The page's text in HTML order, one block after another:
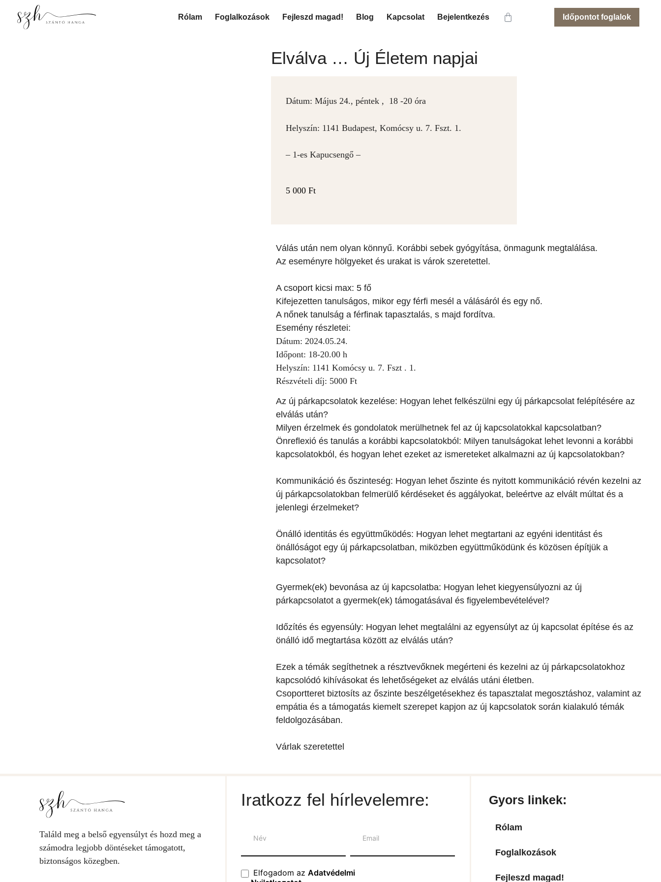
Rólam Foglalkozások Fejleszd magad! Blog Kapcsolat Bejelentkezés Időpontot foglalok
Elválva … Új Életem napjai
Dátum: Május 24., péntek , 18 -20 óra
Helyszín: 1141 Budapest, Komócsy u. 7. Fszt. 1.
– 1-es Kapucsengő –
5 000 Ft
Válás után nem olyan könnyű. Korábbi sebek gyógyítása, önmagunk megtalálása.
Az eseményre hölgyeket és urakat is várok szeretettel.
A csoport kicsi max: 5 fő
Kifejezetten tanulságos, mikor egy férfi mesél a válásáról és egy nő.
A nőnek tanulság a férfinak tapasztalás, s majd fordítva.
Esemény részletei:
Dátum: 2024.05.24.
Időpont: 18-20.00 h
Helyszín: 1141 Komócsy u. 7. Fszt . 1.
Részvételi díj: 5000 Ft
Az új párkapcsolatok kezelése: Hogyan lehet felkészülni egy új párkapcsolat felépítésére az
elválás után?
Milyen érzelmek és gondolatok merülhetnek fel az új kapcsolatokkal kapcsolatban?
Önreflexió és tanulás a korábbi kapcsolatokból: Milyen tanulságokat lehet levonni a korábbi
kapcsolatokból, és hogyan lehet ezeket az ismereteket alkalmazni az új kapcsolatokban?
Kommunikáció és őszinteség: Hogyan lehet őszinte és nyitott kommunikáció révén kezelni az
új párkapcsolatokban felmerülő kérdéseket és aggályokat, beleértve az elvált múltat és a
jelenlegi érzelmeket?
Önálló identitás és együttműködés: Hogyan lehet megtartani az egyéni identitást és
önállóságot egy új párkapcsolatban, miközben együttműködünk és közösen építjük a
kapcsolatot?
Gyermek(ek) bevonása az új kapcsolatba: Hogyan lehet kiegyensúlyozni az új
párkapcsolatot a gyermek(ek) támogatásával és figyelembevételével?
Időzítés és egyensúly: Hogyan lehet megtalálni az egyensúlyt az új kapcsolat építése és az
önálló idő megtartása között az elválás után?
Ezek a témák segíthetnek a résztvevőknek megérteni és kezelni az új párkapcsolatokhoz
kapcsolódó kihívásokat és lehetőségeket az elválás utáni életben.
Csoportteret biztosíts az őszinte beszélgetésekhez és tapasztalat megosztáshoz, valamint az
empátia és a támogatás kiemelt szerepet kapjon az új kapcsolatok során kialakuló témák
feldolgozásában.
Várlak szeretettel
Találd meg a belső egyensúlyt és hozd meg a
számodra legjobb döntéseket támogatott,
biztonságos közegben.
Iratkozz fel hírlevelemre:
Elfogadom azAdatvédelmi
Gyors linkek:
Rólam
Foglalkozások
Fejleszd magad!